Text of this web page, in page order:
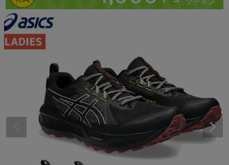
ログイン
ようこそ ゲスト 様
商品が見つからない方はこちら